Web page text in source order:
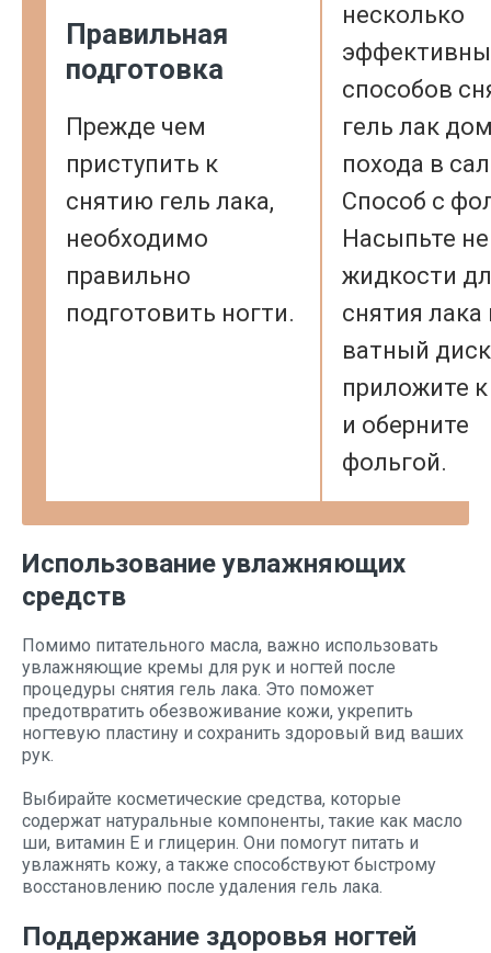
Правильная
подготовка
Прежде чем
приступить к
снятию гель лака,
необходимо
правильно
подготовить ногти.
несколько
способов
гель лак
похода в
Способ с
Насыпьте
жидкости
снятия лака
ватный
приложите
и оберните
фольгой.
Использование увлажняющих
средств
Помимо питательного масла, важно использовать
увлажняющие кремы для рук и ногтей после
процедуры снятия гель лака. Это поможет
предотвратить обезвоживание кожи, укрепить
ногтевую пластину и сохранить здоровый вид ваших
рук.
Выбирайте косметические средства, которые
содержат натуральные компоненты, такие как масло
ши, витамин Е и глицерин. Они помогут питать и
увлажнять кожу, а также способствуют быстрому
восстановлению после удаления гель лака.
Поддержание здоровья ногтей